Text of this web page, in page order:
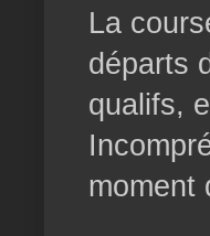
La
départs
qualifs,
moment